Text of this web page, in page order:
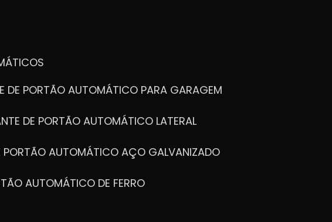
DE PORTÃO AUTOMÁTICO PARA GARAGEM
DE PORTÃO AUTOMÁTICO LATERAL
PORTÃO AUTOMÁTICO AÇO GALVANIZADO
AUTOMÁTICO DE FERRO